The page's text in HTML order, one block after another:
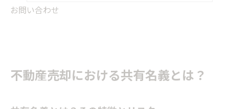
お問い合わせ
不動産売却における共有名義とは？